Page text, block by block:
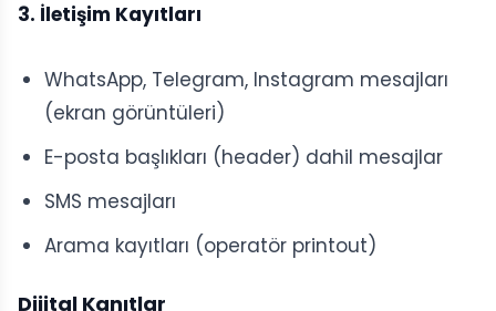
3. İletişim Kayıtları
WhatsApp, Telegram, Instagram mesajları
(ekran görüntüleri)
E-posta başlıkları (header) dahil mesajlar
SMS mesajları
Arama kayıtları (operatör printout)
Dijital Kanıtlar